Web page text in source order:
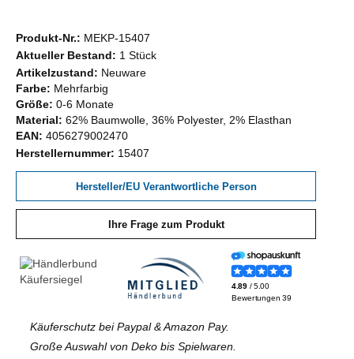
Produkt-Nr.: MEKP-15407
Aktueller Bestand: 1 Stück
Artikelzustand: Neuware
Farbe: Mehrfarbig
Größe: 0-6 Monate
Material: 62% Baumwolle, 36% Polyester, 2% Elasthan
EAN: 4056279002470
Herstellernummer: 15407
Hersteller/EU Verantwortliche Person
Ihre Frage zum Produkt
Käuferschutz bei Paypal & Amazon Pay.
Große Auswahl von Deko bis Spielwaren.